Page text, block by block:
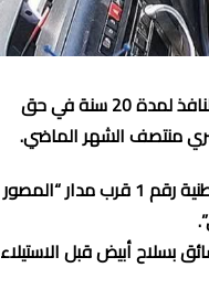
أصدرت غرفة الجنايات الابتدائية بمحكمة الاستئناف بالجديدة، حكماً بالسجن النافذ لمدة 20 سنة في حق
منتصف الشهر الماضي.
ويعود ملف القضية إلى يوم الأربعاء 13 ماي 2026، حين اهتزت الطريق الوطنية رقم 1 قرب مدار “المصور
بسلاح أبيض قبل الاستيلاء